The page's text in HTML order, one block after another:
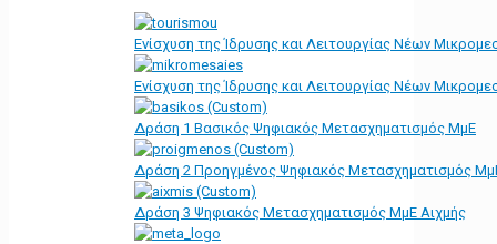
Ενίσχυση της Ίδρυσης και Λειτουργίας Νέων
Ενίσχυση της Ίδρυσης και Λειτουργίας Νέων
Δράση 1 Βασικός Ψηφιακός Μετασχηματισμός ΜμΕ
Δράση 2 Προηγμένος Ψηφιακός Μετασχηματισμός
Δράση 3 Ψηφιακός Μετασχηματισμός ΜμΕ Αιχμής